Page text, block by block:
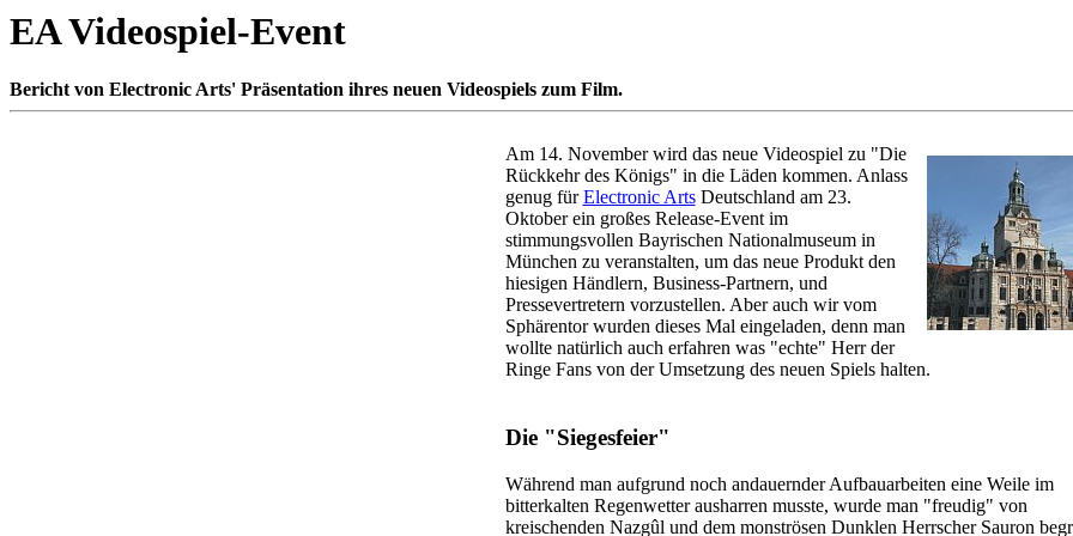
EA Videospiel-Event
Bericht von Electronic Arts' Präsentation ihres neuen Videospiels zum Film.
Am 14. November wird das neue Videospiel zu "Die
Rückkehr des Königs" in die Läden kommen. Anlass
genug fürElectronic ArtsDeutschland am 23.
Oktober ein großes Release-Event im
stimmungsvollen Bayrischen Nationalmuseum in
München zu veranstalten, um das neue Produkt den
hiesigen Händlern, Business-Partnern, und
Pressevertretern vorzustellen. Aber auch wir vom
Sphärentor wurden dieses Mal eingeladen, denn man
wollte natürlich auch erfahren was "echte" Herr der
Ringe Fans von der Umsetzung des neuen Spiels halten.
Die "Siegesfeier"
Während man aufgrund noch andauernder Aufbauarbeiten eine Weile im
bitterkalten Regenwetter ausharren musste, wurde man "freudig" von
kreischenden Nazgûl und dem monströsen Dunklen Herrscher Sauron